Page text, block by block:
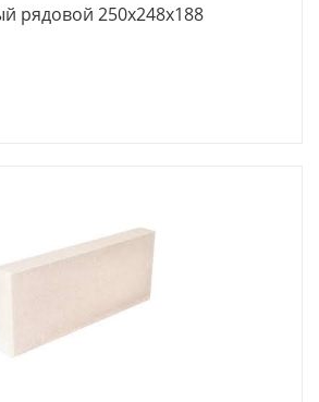
рядовой 250х248х188